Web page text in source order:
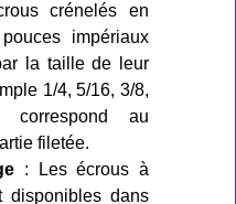
crénelés en
impériaux
la taille de leur
1/4, 5/16, 3/8,
au
filetée.
: Les écrous à
disponibles dans